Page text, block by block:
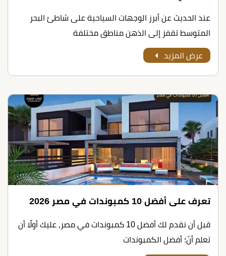
عند الحديث عن أبرز الوجهات السياحية على شاطئ البحر
المتوسط تقفز إلى الذهن مناطق مختلفة
عرض المزيد
تعرف على أﻓﻀﻞ 10 ﻛﻤﺒﻮﻧﺪات ﻓﻲ ﻣﺼﺮ 2026
قبل أن نقدم لك أﻓﻀﻞ 10 ﻛﻤﺒﻮﻧﺪات ﻓﻲ ﻣﺼﺮ، عليك أولًا أن
تعلم أنّ؛ أفضل الكمبوندات